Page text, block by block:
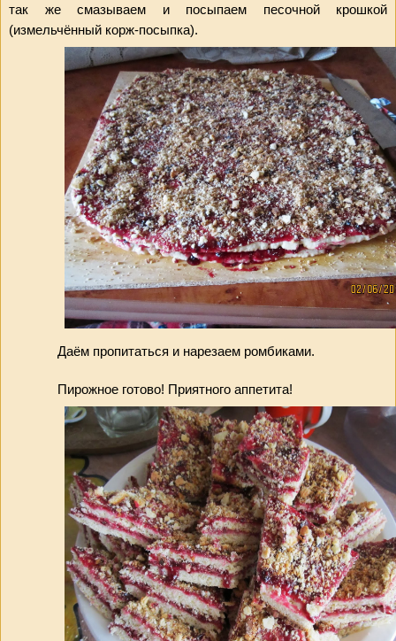
так же смазываем и посыпаем песочной крошкой
(измельчённый корж-посыпка).
Даём пропитаться и нарезаем ромбиками.
Пирожное готово! Приятного аппетита!